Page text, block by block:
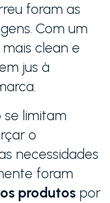
foram as
Com um
clean e
jus à
se limitam
o
necessidades
foram
produtos por